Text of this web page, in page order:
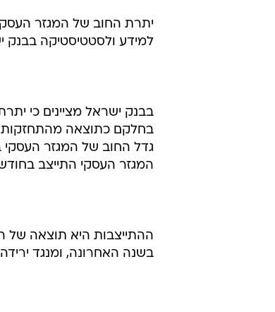
למידע ולסטטיסטיקה בבנק
בבנק ישראל מציינים כי
המגזר העסקי התייצב בחודשיים האחרונים על
ההתייצבות היא תוצאה של
בשנה האחרונה, ומנגד